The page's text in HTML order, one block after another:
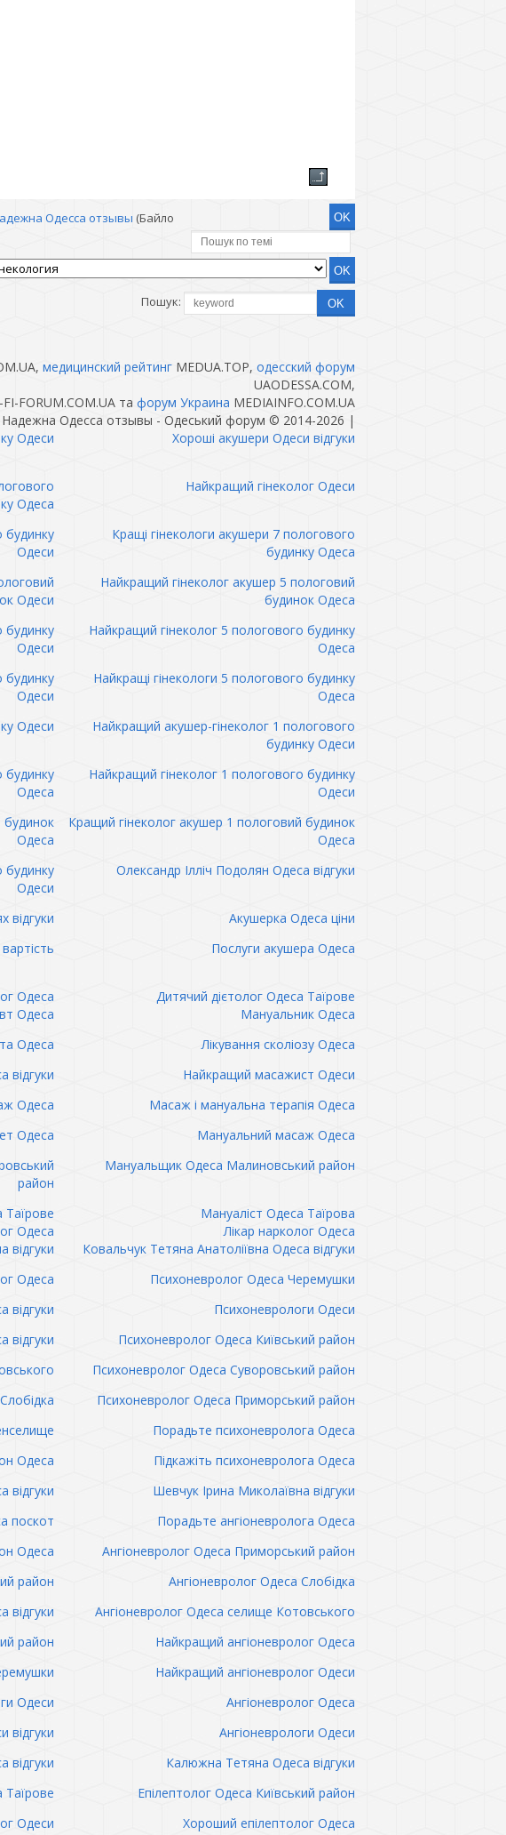
Одесса отзывы (Байло
Пошук:
медицинский рейтингMEDUA.TOP, одесский форум
UAODESSA.COM,
FI-FORUM.COM.UA та форум Украина MEDIAINFO.COM.UA
Одесса отзывы - Одеський форум © 2014-2026 |
Одеси Хороші акушери Одеси відгуки
Одеса
Найкращий гінеколог Одеси
будинку
Одеси
Кращі гінекологи акушери 7 пологового
будинку Одеса
Одеси
Найкращий гінеколог акушер 5 пологовий
будинок Одеса
будинку
Одеси
Найкращий гінеколог 5 пологового будинку
Одеса
будинку
Одеси
Найкращі гінекологи 5 пологового будинку
Одеса
Одеси
Найкращий акушер-гінеколог 1 пологового
будинку Одеси
будинку
Одеса
Найкращий гінеколог 1 пологового будинку
Одеси
будинок
Одеса
Кращий гінеколог акушер 1 пологовий будинок
Одеса
будинку
Одеси
Олександр Ілліч Подолян Одеса відгуки
відгуки
Акушерка Одеса ціни
Послуги акушера Одеса
Одеса
Дитячий дієтолог Одеса Таїрове
Одеса
Мануальник Одеса
Одеса
Лікування сколіозу Одеса
відгуки
Найкращий масажист Одеси
Одеса
Масаж і мануальна терапія Одеса
Одеса
Мануальний масаж Одеса
район
Мануальщик Одеса Малиновський район
Мануаліст Одеса Таїрова
Одеса
Лікар нарколог Одеса
відгуки
Ковальчук Тетяна Анатоліївна Одеса відгуки
Одеса
Психоневролог Одеса Черемушки
відгуки
Психоневрологи Одеси
відгуки
Психоневролог Одеса Київський район
Психоневролог Одеса Суворовський район
Психоневролог Одеса Приморський район
Порадьте психоневролога Одеса
Одеса
Підкажіть психоневролога Одеса
відгуки
Шевчук Ірина Миколаївна відгуки
поскот
Порадьте ангіоневролога Одеса
Одеса
Ангіоневролог Одеса Приморський район
район
Ангіоневролог Одеса Слобідка
відгуки
Ангіоневролог Одеса селище Котовського
район
Найкращий ангіоневролог Одеса
Найкращий ангіоневролог Одеси
Одеси
Ангіоневролог Одеса
відгуки
Ангіоневрологи Одеси
відгуки
Калюжна Тетяна Одеса відгуки
Таїрове
Епілептолог Одеса Київський район
Одеси Хороший епілептолог Одеса